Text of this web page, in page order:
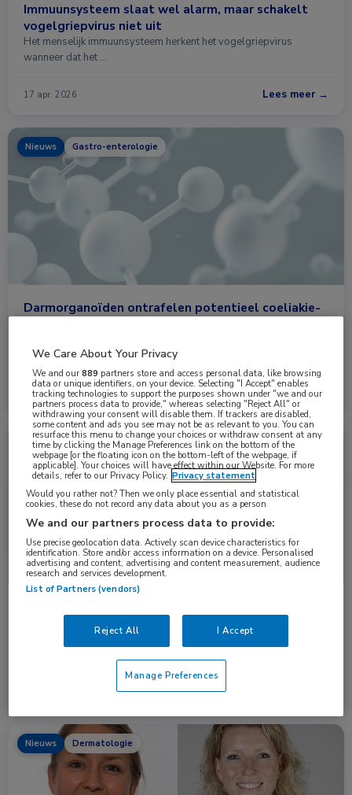
Immuunsysteem slaat wel alarm, maar schakelt
vogelgriepvirus niet uit
Het menselijk immuunsysteem herkent het vogelgriepvirus
wanneer dat het …
17 apr. 2026 Lees meer →
Nieuws Gastro-enterologie
Darmorganoïden ontrafelen potentieel coeliakie-
immuunfuncties dan gedacht. Mogelijk dragen deze …
16 jan. 2026 Lees meer →
Nieuws Dermatologie
Is het mogelijk om, door psoriasis vroeg en krachtig te
Nieuws Dermatologie
We Care About Your Privacy
We and our889 partners store and access personal data, like browsing
data or unique identifiers, on your device. Selecting "I Accept" enables
tracking technologies to support the purposes shown under "we and our
partners process data to provide," whereas selecting "Reject All" or
withdrawing your consent will disable them. If trackers are disabled,
some content and ads you see may not be as relevant to you. You can
resurface this menu to change your choices or withdraw consent at any
time by clicking the Manage Preferences link on the bottom of the
webpage [or the floating icon on the bottom-left of the webpage, if
applicable]. Your choices will have effect within our Website. For more
details, refer to our Privacy Policy. Privacy statement
Would you rather not? Then we only place essential and statistical
cookies, these do not record any data about you as a person
We and our partners process data to provide:
Use precise geolocation data. Actively scan device characteristics for
identification. Store and/or access information on a device. Personalised
advertising and content, advertising and content measurement, audience
research and services development.
List of Partners (vendors)
Reject All I Accept
Manage Preferences